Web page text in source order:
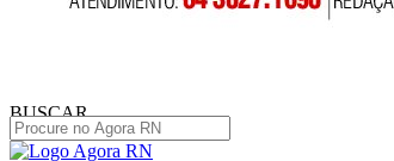
BUSCAR